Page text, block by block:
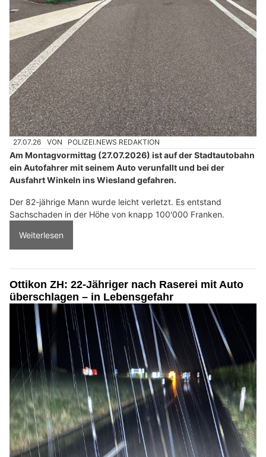
27.07.26 VON POLIZEI.NEWS REDAKTION
Am Montagvormittag (27.07.2026) ist auf der Stadtautobahn
ein Autofahrer mit seinem Auto verunfallt und bei der
Ausfahrt Winkeln ins Wiesland gefahren.
Der 82-jährige Mann wurde leicht verletzt. Es entstand
Sachschaden in der Höhe von knapp 100'000 Franken.
Weiterlesen
Ottikon ZH: 22-Jähriger nach Raserei mit Auto
überschlagen – in Lebensgefahr